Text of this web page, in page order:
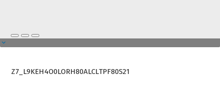
Z7_L9KEH4O0LORH80ALCLTPF80S21